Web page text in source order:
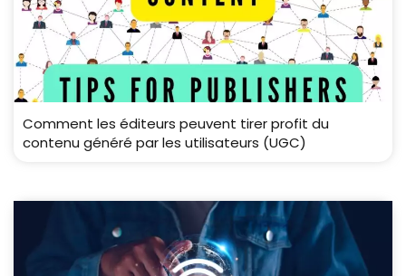
Comment les éditeurs peuvent tirer profit du
contenu généré par les utilisateurs (UGC)